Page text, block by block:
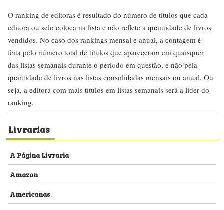
O ranking de editoras é resultado do número de títulos que cada
editora ou selo coloca na lista e não reflete a quantidade de livros
vendidos. No caso dos rankings mensal e anual, a contagem é
feita pelo número total de títulos que apareceram em quaisquer
das listas semanais durante o período em questão, e não pela
quantidade de livros nas listas consolidadas mensais ou anual. Ou
seja, a editora com mais títulos em listas semanais será a líder do
ranking.
Livrarias
A Página Livraria
Amazon
Americanas